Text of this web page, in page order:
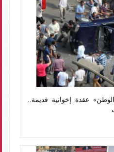
عقدة إخوانية قديمة..